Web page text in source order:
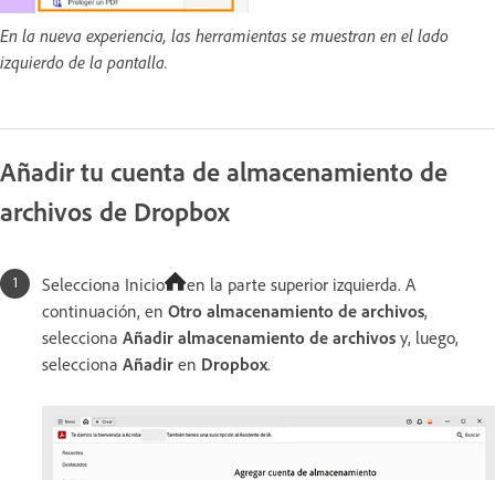
En la nueva experiencia, las herramientas se muestran en el lado
izquierdo de la pantalla.
Añadir tu cuenta de almacenamiento de
archivos de Dropbox
Selecciona Inicio
en la parte superior izquierda. A
continuación, en Otro almacenamiento de archivos,
selecciona Añadir almacenamiento de archivos y, luego,
selecciona Añadir en Dropbox.